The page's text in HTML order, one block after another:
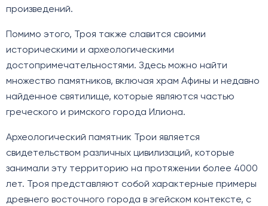
произведений.
Помимо этого, Троя также славится своими
историческими и археологическими
достопримечательностями. Здесь можно найти
множество памятников, включая храм Афины и недавно
найденное святилище, которые являются частью
греческого и римского города Илиона.
Археологический памятник Трои является
свидетельством различных цивилизаций, которые
занимали эту территорию на протяжении более 4000
лет. Троя представляют собой характерные примеры
древнего восточного города в эгейском контексте, с